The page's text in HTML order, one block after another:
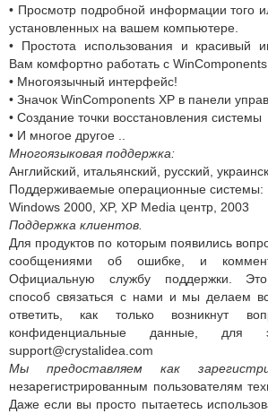
• Просмотр подробной информации того
установленных на вашем компьютере.
• Простота использования и красивый
Вам комфортно работать с WinComponents
• Многоязычный интерфейс!
• Значок WinComponents XP в панели
• Создание точки восстановления системы
• И многое другое ..
Многоязыковая поддержка:
Английский, итальянский, русский,
Поддерживаемые операционные системы:
Windows 2000, XP, XP Media центр, 2003
Поддержка клиентов.
Для продуктов по которым появились
сообщениями об ошибке, и
Официальную службу поддержки. Это
способ связаться с нами и мы делаем
ответить, как только возникнут
конфиденциальные данные, для
support@crystalidea.com
Мы предоставляем как
незарегистрированным пользователям
Даже если вы просто пытаетесь